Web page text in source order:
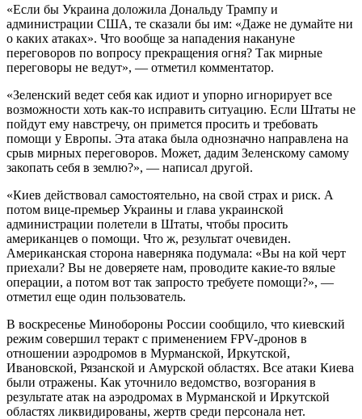
«Если бы Украина доложила Дональду Трампу и
администрации США, те сказали бы им: «Даже не думайте ни
о каких атаках». Что вообще за нападения накануне
переговоров по вопросу прекращения огня? Так мирные
переговоры не ведут», — отметил комментатор.
«Зеленский ведет себя как идиот и упорно игнорирует все
возможности хоть как-то исправить ситуацию. Если Штаты не
пойдут ему навстречу, он примется просить и требовать
помощи у Европы. Эта атака была однозначно направлена на
срыв мирных переговоров. Может, дадим Зеленскому самому
закопать себя в землю?», — написал другой.
«Киев действовал самостоятельно, на свой страх и риск. А
потом вице-премьер Украины и глава украинской
администрации полетели в Штаты, чтобы просить
американцев о помощи. Что ж, результат очевиден.
Американская сторона наверняка подумала: «Вы на кой черт
приехали? Вы не доверяете нам, проводите какие-то вялые
операции, а потом вот так запросто требуете помощи?», —
отметил еще один пользователь.
В воскресенье Минобороны России сообщило, что киевский
режим совершил теракт с применением FPV-дронов в
отношении аэродромов в Мурманской, Иркутской,
Ивановской, Рязанской и Амурской областях. Все атаки Киева
были отражены. Как уточнило ведомство, возгорания в
результате атак на аэродромах в Мурманской и Иркутской
областях ликвидированы, жертв среди персонала нет.